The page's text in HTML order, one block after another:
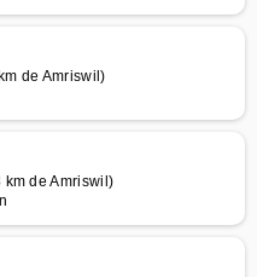
de Amriswil)
de Amriswil)